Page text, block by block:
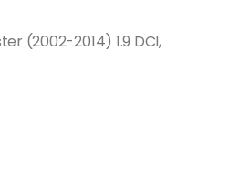
(2002-2014) 1.9 DCI,